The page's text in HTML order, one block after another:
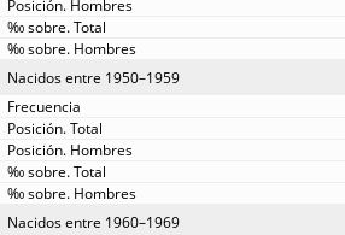
Nacidos entre 1950–1959
Nacidos entre 1960–1969